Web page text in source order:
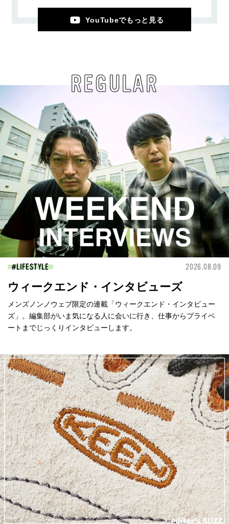
YouTubeでもっと見る
REGULAR
LIFESTYLE 2026.08.09
ウィークエンド・インタビューズ
メンズノンノウェブ限定の連載「ウィークエンド・インタビュー
ズ」。編集部がいま気になる人に会いに行き、仕事からプライベ
ートまでじっくりインタビューします。